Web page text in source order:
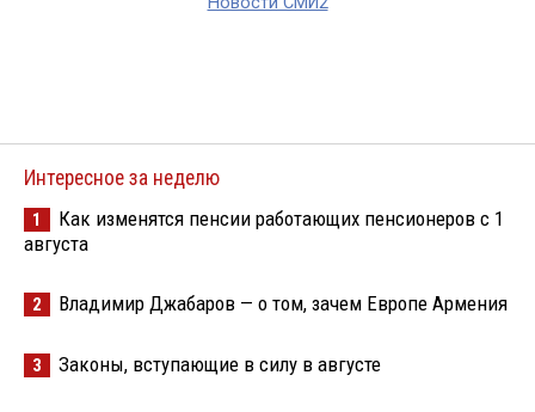
Интересное за неделю
1
Как изменятся пенсии работающих пенсионеров с 1
августа
2 Владимир Джабаров — о том, зачем Европе Армения
3 Законы, вступающие в силу в августе